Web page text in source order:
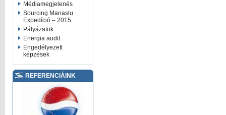
Médiamegjelenés
Sourcing Manaslu
Expedíció – 2015
Pályázatok
Energia audit
Engedélyezett
képzések
REFERENCIÁINK